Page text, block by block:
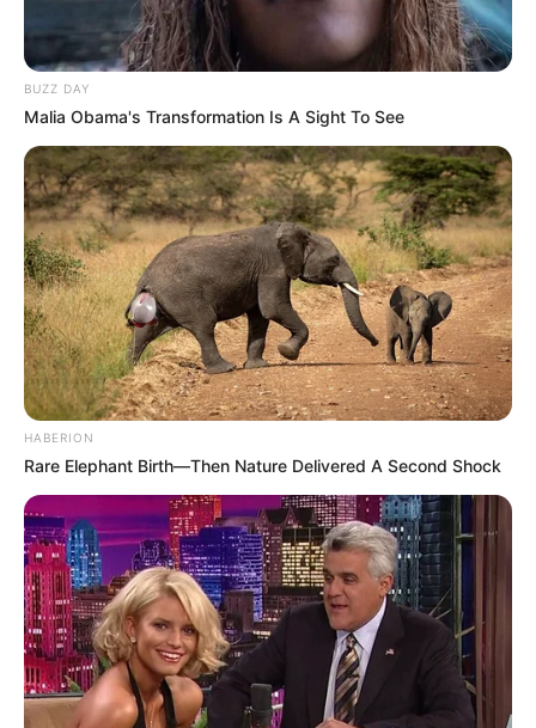
LIHAT ARTIKEL LAINNYA
BUZZ DAY
Malia Obama's Transformation Is A Sight To See
HABERION
Rare Elephant Birth—Then Nature Delivered A Second Shock